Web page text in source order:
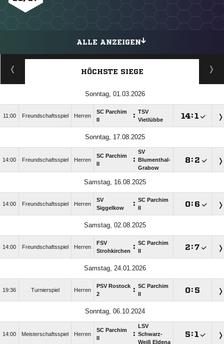
ALLE ANZEIGEN
HÖCHSTE SIEGE
Sonntag, 01.03.2026
11:00 Freundschaftsspiel Herren
SC Parchim
: TSV
Vietlübbe
:
Sonntag, 17.08.2025
14:00 Freundschaftsspiel Herren
SC Parchim
:
SV
Blumenthal-
Grabow
: 
Samstag, 16.08.2025
14:00 Freundschaftsspiel Herren
SV
Siggelkow
: SC Parchim
: 
Samstag, 02.08.2025
14:00 Freundschaftsspiel Herren
FSV
Strohkirchen : SC Parchim
:
Samstag, 24.01.2026
19:36 Turnierspiel Herren
PSV Rostock
2
: SC Parchim
: 
Sonntag, 06.10.2024
14:00 Meisterschaftsspiel Herren
SC Parchim
:
LSV
Schwarz-
Weiß Eldena
: